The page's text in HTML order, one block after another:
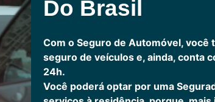
Do Brasil
Com o Seguro de Automóvel, você
seguro de veículos e, ainda, conta
24h.
Você poderá optar por uma